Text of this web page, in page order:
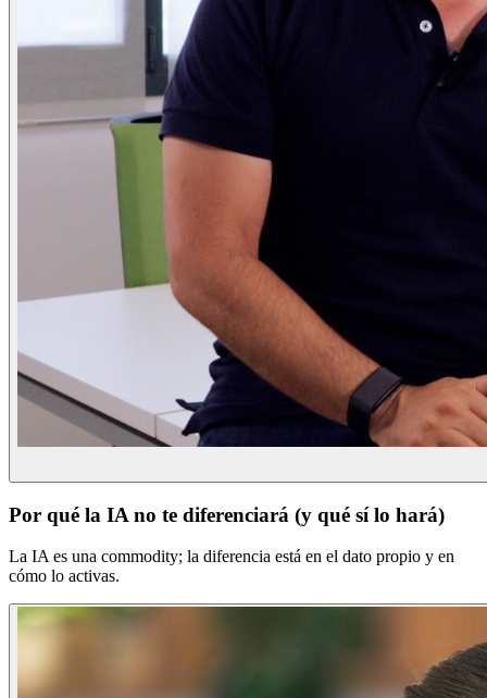
Por qué la IA no te diferenciará (y qué sí lo hará)
La IA es una commodity; la diferencia está en el dato propio y en
cómo lo activas.